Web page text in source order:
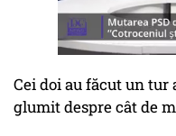
Cei doi au făcut un tur
glumit despre cât de